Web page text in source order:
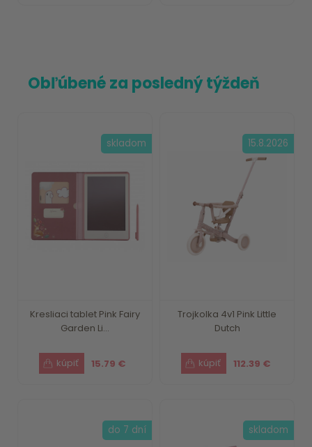
Obľúbené za posledný týždeň
Kresliaci tablet Pink Fairy
Garden Li...
15.79 €
skladom
Trojkolka 4v1 Pink Little
Dutch
112.39 €
15.8.2026
do 7 dní skladom